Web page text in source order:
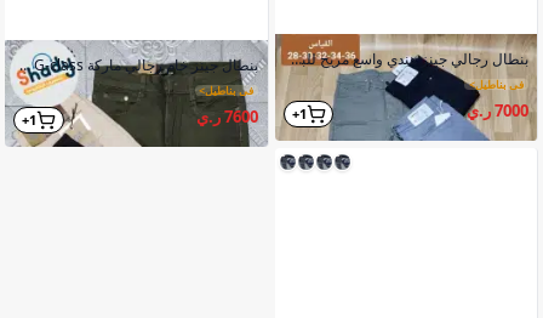
بنطال رجالي جينز هندي واسع مريح للبس
في بناطيل>
7000 ر.ي 1+
بنطال جينز خام رجالي ماركة G-class عالي الجودة
في بناطيل>
7600 ر.ي 1+